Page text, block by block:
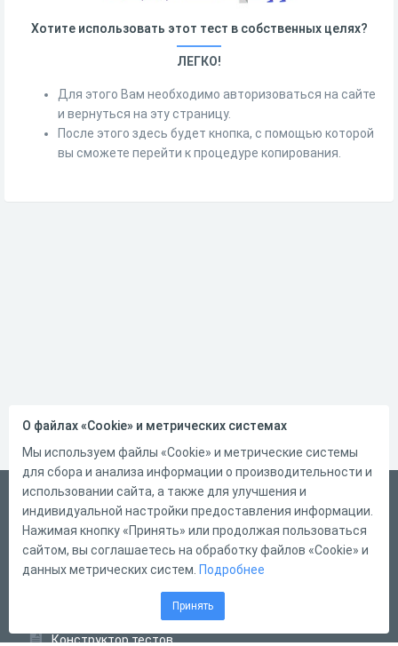
Хотите использовать этот тест в собственных целях?
ЛЕГКО!
Для этого Вам необходимо авторизоваться на сайте
и вернуться на эту страницу.
После этого здесь будет кнопка, с помощью которой
вы сможете перейти к процедуре копирования.
Русский
Справка
Форма обратной связи
Конструктор тестов
О файлах «Cookie» и метрических системах
Мы используем файлы «Cookie» и метрические системы
для сбора и анализа информации о производительности и
использовании сайта, а также для улучшения и
индивидуальной настройки предоставления информации.
Нажимая кнопку «Принять» или продолжая пользоваться
сайтом, вы соглашаетесь на обработку файлов «Cookie» и
данных метрических систем. Подробнее
Принять